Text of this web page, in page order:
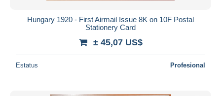
Hungary 1920 - First Airmail Issue 8K on 10F Postal
Stationery Card
± 45,07 US$
Estatus Profesional